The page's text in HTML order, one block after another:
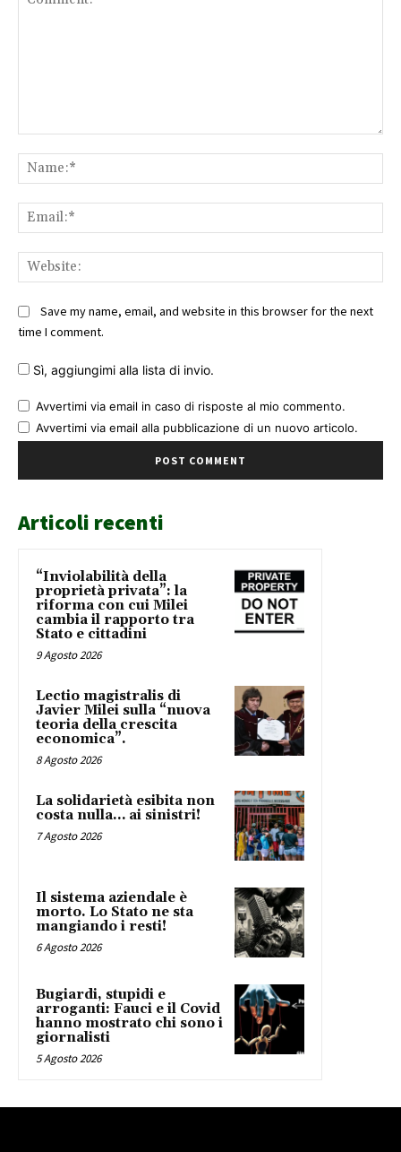
Save my name, email, and website in this browser for the next
time I comment.
Sì, aggiungimi alla lista di invio.
Avvertimi via email in caso di risposte al mio commento.
Avvertimi via email alla pubblicazione di un nuovo articolo.
Articoli recenti
“Inviolabilità della
proprietà privata”: la
riforma con cui Milei
cambia il rapporto tra
Stato e cittadini
9 Agosto 2026
Lectio magistralis di
Javier Milei sulla “nuova
teoria della crescita
economica”.
8 Agosto 2026
La solidarietà esibita non
costa nulla… ai sinistri!
7 Agosto 2026
Il sistema aziendale è
morto. Lo Stato ne sta
mangiando i resti!
6 Agosto 2026
Bugiardi, stupidi e
arroganti: Fauci e il Covid
hanno mostrato chi sono i
giornalisti
5 Agosto 2026